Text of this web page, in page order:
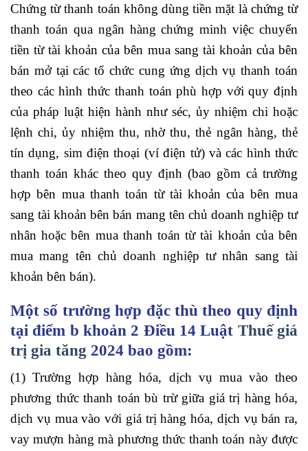
Chứng từ thanh toán không dùng tiền mặt là chứng từ
thanh toán qua ngân hàng chứng minh việc chuyển
tiền từ tài khoản của bên mua sang tài khoản của bên
bán mở tại các tổ chức cung ứng dịch vụ thanh toán
theo các hình thức thanh toán phù hợp với quy định
của pháp luật hiện hành như séc, ủy nhiệm chi hoặc
lệnh chi, ủy nhiệm thu, nhờ thu, thẻ ngân hàng, thẻ
tín dụng, sim điện thoại (ví điện tử) và các hình thức
thanh toán khác theo quy định (bao gồm cả trường
hợp bên mua thanh toán từ tài khoản của bên mua
sang tài khoản bên bán mang tên chủ doanh nghiệp tư
nhân hoặc bên mua thanh toán từ tài khoản của bên
mua mang tên chủ doanh nghiệp tư nhân sang tài
khoản bên bán).
Một số trường hợp đặc thù theo quy định
tại điểm b khoản 2 Điều 14 Luật Thuế giá
trị gia tăng 2024 bao gồm:
(1) Trường hợp hàng hóa, dịch vụ mua vào theo
phương thức thanh toán bù trừ giữa giá trị hàng hóa,
dịch vụ mua vào với giá trị hàng hóa, dịch vụ bán ra,
vay mượn hàng mà phương thức thanh toán này được